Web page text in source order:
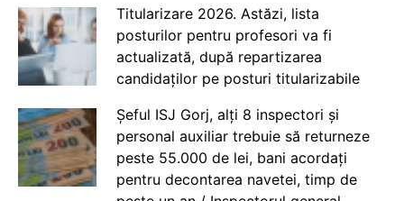
Titularizare 2026. Astăzi, lista
posturilor pentru profesori va fi
actualizată, după repartizarea
candidaților pe posturi titularizabile
Șeful ISJ Gorj, alți 8 inspectori și
personal auxiliar trebuie să returneze
peste 55.000 de lei, bani acordați
pentru decontarea navetei, timp de